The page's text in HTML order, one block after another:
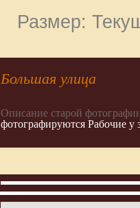
Размер:
Большая улица
Описание старой
фотографируются Рабочие у